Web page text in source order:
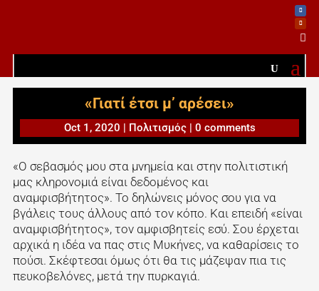

«Γιατί έτσι μ’ αρέσει»
Oct 1, 2020 | Πολιτισμός| 0 comments
«O σεβασμός μου στα μνημεία και στην πολιτιστική
μας κληρονομιά είναι δεδομένος και
αναμφισβήτητος». Το δηλώνεις μόνος σου για να
βγάλεις τους άλλους από τον κόπο. Και επειδή «είναι
αναμφισβήτητος», τον αμφισβητείς εσύ. Σου έρχεται
αρχικά η ιδέα να πας στις Μυκήνες, να καθαρίσεις το
πούσι. Σκέφτεσαι όμως ότι θα τις μάζεψαν πια τις
πευκοβελόνες, μετά την πυρκαγιά.